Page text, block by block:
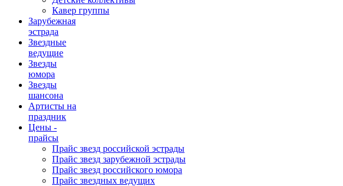
Кавер группы
Зарубежная
эстрада
Звездные
ведущие
Звезды
юмора
Звезды
шансона
Артисты на
праздник
Цены -
прайсы
Прайс звезд российской эстрады
Прайс звезд зарубежной эстрады
Прайс звезд российского юмора
Прайс звездных ведущих